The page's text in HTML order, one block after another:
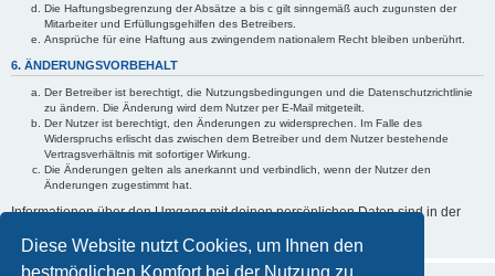
Diese Website nutzt Cookies, um Ihnen den
bestmöglichen Komfort bei der Nutzung zu
Die Haftungsbegrenzung der Absätze a bis c gilt sinngemäß auch zugunsten der
Mitarbeiter und Erfüllungsgehilfen des Betreibers.
Ansprüche für eine Haftung aus zwingendem nationalem Recht bleiben unberührt.
6. ÄNDERUNGSVORBEHALT
Der Betreiber ist berechtigt, die Nutzungsbedingungen und die Datenschutzrichtlinie
zu ändern. Die Änderung wird dem Nutzer per E-Mail mitgeteilt.
Der Nutzer ist berechtigt, den Änderungen zu widersprechen. Im Falle des
Widerspruchs erlischt das zwischen dem Betreiber und dem Nutzer bestehende
Vertragsverhältnis mit sofortiger Wirkung.
Die Änderungen gelten als anerkannt und verbindlich, wenn der Nutzer den
Änderungen zugestimmt hat.
Informationen über den Umgang mit deinen persönlichen Daten sind in der